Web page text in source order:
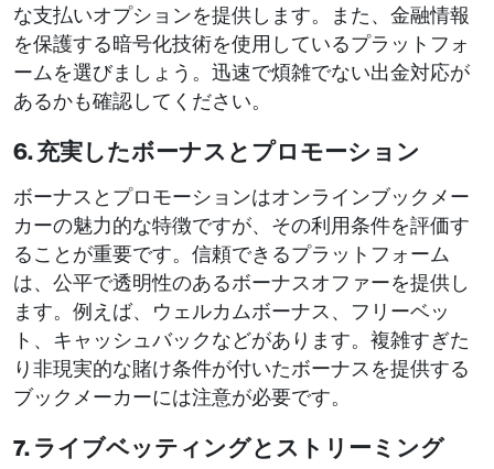
な支払いオプションを提供します。また、金融情報
を保護する暗号化技術を使用しているプラットフォ
ームを選びましょう。迅速で煩雑でない出金対応が
あるかも確認してください。
6. 充実したボーナスとプロモーション
ボーナスとプロモーションはオンラインブックメー
カーの魅力的な特徴ですが、その利用条件を評価す
ることが重要です。信頼できるプラットフォーム
は、公平で透明性のあるボーナスオファーを提供し
ます。例えば、ウェルカムボーナス、フリーベッ
ト、キャッシュバックなどがあります。複雑すぎた
り非現実的な賭け条件が付いたボーナスを提供する
ブックメーカーには注意が必要です。
7. ライブベッティングとストリーミング